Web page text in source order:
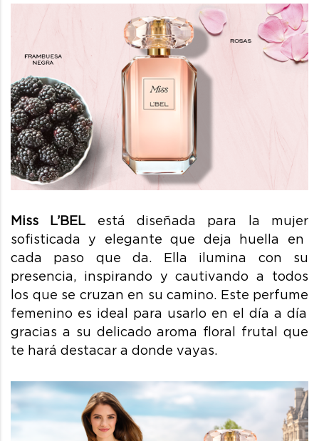
Miss L’BEL está diseñada para la mujer
sofisticaday elegante que deja huella en
cada paso que da. Ella ilumina con su
presencia, inspirando y cautivando a todos
los que se cruzan en su camino. Este perfume
femenino es ideal para usarlo en el día a día
gracias a su delicado aroma floral frutalque
te hará destacar a donde vayas.